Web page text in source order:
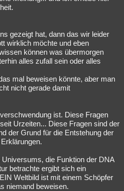
gezeigt hat, dann das wir leider
wirklich möchte und eben
können was übermorgen
alles zufall sein oder alles
mal beweisen könnte, aber man
nicht gerade damit
ist. Diese Fragen
Urzeiten... Diese Fragen sind der
der Grund für die Entstehung der
die Funktion der DNA
betrachte ergibt sich ein
Weltbild ist mit einem Schöpfer
niemand beweisen.